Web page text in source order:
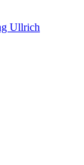
Ullrich